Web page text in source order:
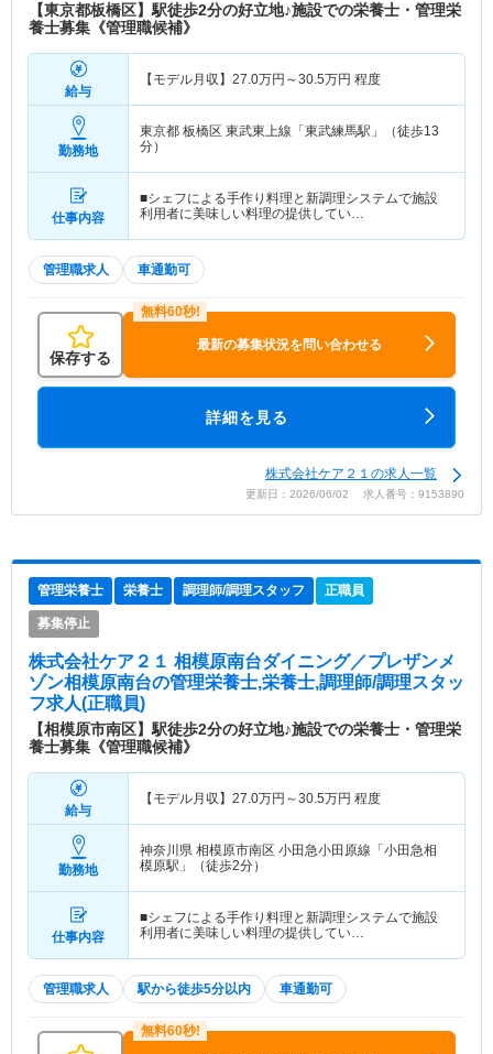
【東京都板橋区】駅徒歩2分の好立地♪施設での栄養士・管理栄
養士募集《管理職候補》
給与
【モデル月収】 27.0万円～30.5万円 程度
勤務地
東京都 板橋区 東武東上線「東武練馬駅」（徒歩13
分）
仕事内容
■シェフによる手作り料理と新調理システムで施設
利用者に美味しい料理の提供してい…
管理職求人 車通勤可
保存する
最新の募集状況を問い合わせる
詳細を見る
株式会社ケア２１の求人一覧
更新日：2026/06/02 求人番号：9153890
管理栄養士 栄養士 調理師/調理スタッフ 正職員
募集停止
株式会社ケア２１ 相模原南台ダイニング／プレザンメ
ゾン相模原南台の管理栄養士,栄養士,調理師/調理スタッ
フ求人(正職員)
【相模原市南区】駅徒歩2分の好立地♪施設での栄養士・管理栄
養士募集《管理職候補》
給与
【モデル月収】 27.0万円～30.5万円 程度
勤務地
神奈川県 相模原市南区 小田急小田原線「小田急相
模原駅」（徒歩2分）
仕事内容
■シェフによる手作り料理と新調理システムで施設
利用者に美味しい料理の提供してい…
管理職求人 駅から徒歩5分以内 車通勤可